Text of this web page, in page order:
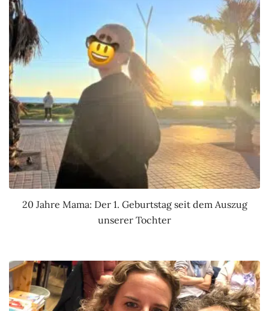
20 Jahre Mama: Der 1. Geburtstag seit dem Auszug
unserer Tochter